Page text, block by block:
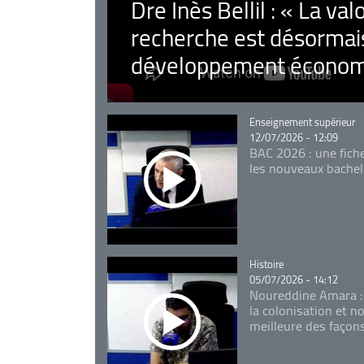
Dre Inès Bellil : « La
recherche est
développement
Catégorie
Enseignement supérieur
12/07/2026 - 12:09
BAC 2026 : une
les nouveaux
Catégorie
Histoire
05/07/2026 - 14:12
Noureddine Amara
la colonisation et
meilleure des